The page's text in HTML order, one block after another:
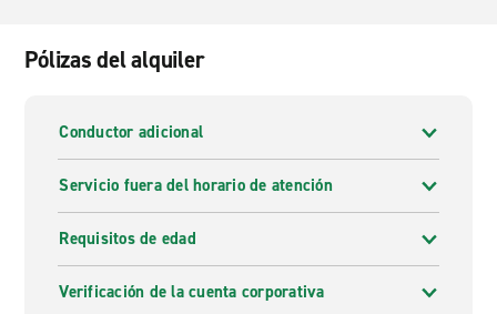
Pólizas del alquiler
Conductor adicional
Servicio fuera del horario de atención
Requisitos de edad
Verificación de la cuenta corporativa